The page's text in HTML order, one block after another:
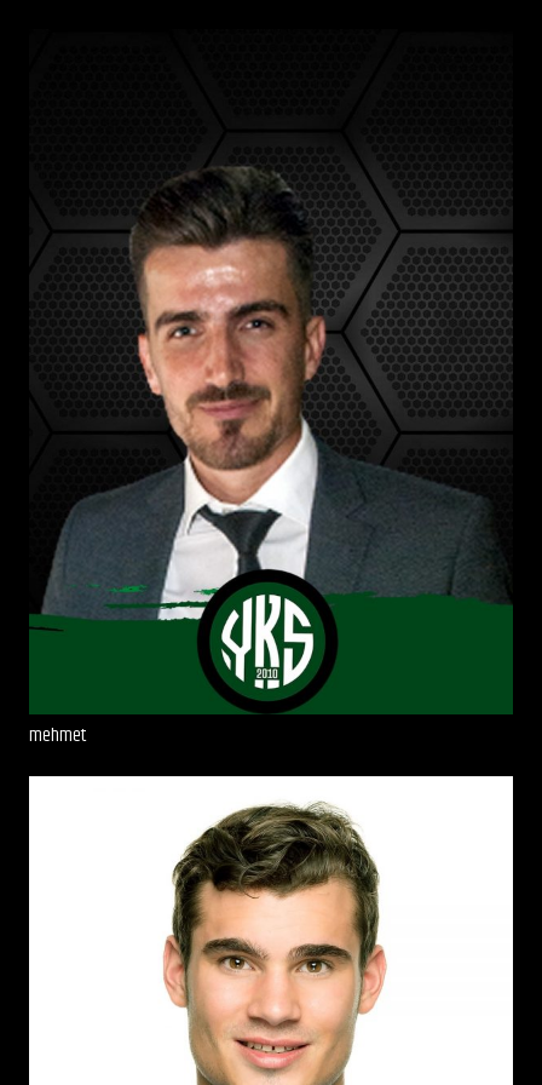
mehmet